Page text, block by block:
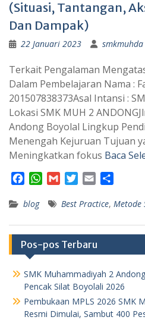
(Situasi, Tantangan,
Dan Dampak)
22 Januari 2023 smkmuhda
Terkait Pengalaman
Dalam Pembelajaran Nama :
201507838373Asal Intansi :
Lokasi SMK MUH 2
Andong Boyolal Lingkup
Menengah Kejuruan Tujuan
Meningkatkan fokus Baca
c
o
o
k
W
A
p
p
a
i
e
r
a
a
blog Best Practice, Metode
Pos-pos Terbaru
SMK Muhammadiyah 2
Pencak Silat Boyolali 2026
Pembukaan MPLS 2026 SMK
Resmi Dimulai, Sambut 400